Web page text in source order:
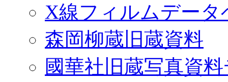
X線フィルムデータ
森岡柳蔵旧蔵資料
國華社旧蔵写真資